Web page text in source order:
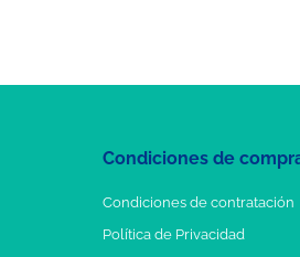
Condiciones de
Condiciones de contratación
Política de Privacidad